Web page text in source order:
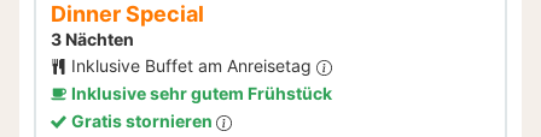
Dinner Special
3 Nächten
Inklusive Buffet am Anreisetag
Inklusive sehr gutem Frühstück
Gratis stornieren